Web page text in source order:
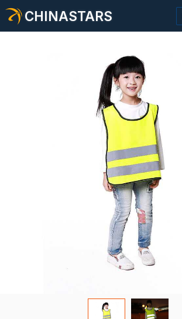
CHINASTARS
Светоотражающий материал/
Модная светоотражающая ткань
Светящийся в темноте материал
Промышленная отделка для